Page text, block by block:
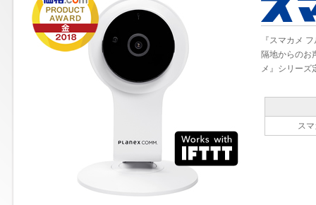
『スマカメ
隔地からのお
メ』シリーズ
ス